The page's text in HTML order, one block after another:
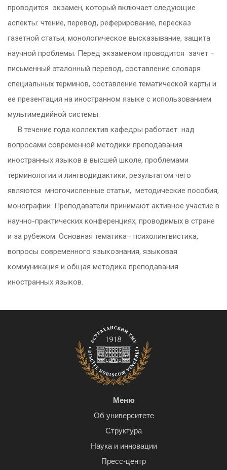
проводится экзамен, который включает следующие
аспекты: чтение, перевод, реферирование, пересказ
газетной статьи, монологическое высказывание, защита
научной проблемы. Перед экзаменом проводится зачет –
письменный эталонный перевод, составление словаря
специальных терминов, составление тематической карты и
ее презентация на иностранном языке с использованием
мультимедийной системы.
В течение года коллектив кафедры работает над
вопросами современной методики преподавания
иностранных языков в высшей школе, проблемами
терминологии и лингводидактики, результатом чего
являются многочисленные статьи, методические пособия,
монографии. Преподаватели принимают активное участие в
научно-практических конференциях, проводимых в стране
и за рубежом. Основная тематика– психолингвистика,
вопросы современного языкознания, языковая
коммуникация и общая методика преподавания
иностранных языков.
Меню
Об университете
Структура
Наука и инновации
Пресс-центр